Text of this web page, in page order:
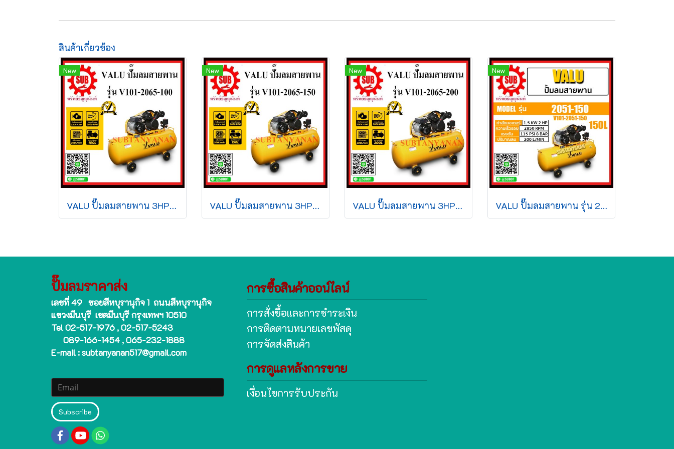
สินค้าเกี่ยวข้อง
New
VALU ปั๊มลมสายพาน 3HP 100L 2065-100
New
VALU ปั๊มลมสายพาน 3HP 150L 2065-150
New
VALU ปั๊มลมสายพาน 3HP 200L 2065-200
New
VALU ปั๊มลมสายพาน รุ่น 2051-150 ปั๊มลมลูกสูบ ปัีมลม ปั้มลมสายพาน เครื่องกำเนิดลม
ปั๊มลมราคาส่ง
เลขที่ 49 ซอยสีหบุรานุกิจ 1 ถนนสีหบุรานุกิจ
แขวงมีนบุรี เขตมีนบุรี กรุงเทพฯ 10510
Tel 02-517-1976 , 02-517-5243
089-166-1454 , 065-232-1888
E-mail : subtanyanan517@gmail.com
Subscribe
การซื้อสินค้าออน์ไลน์
การสั่งซื้อและการชำระเงิน
การติดตามหมายเลขพัสดุ
การจัดส่งสินค้า
การดูแลหลังการขาย
เงื่อนไขการรับประกัน